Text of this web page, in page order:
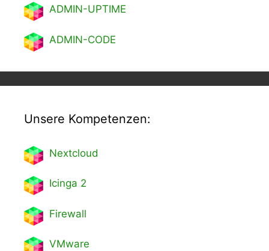
ADMIN-UPTIME
ADMIN-CODE
Unsere Kompetenzen:
Nextcloud
Icinga 2
Firewall
VMware